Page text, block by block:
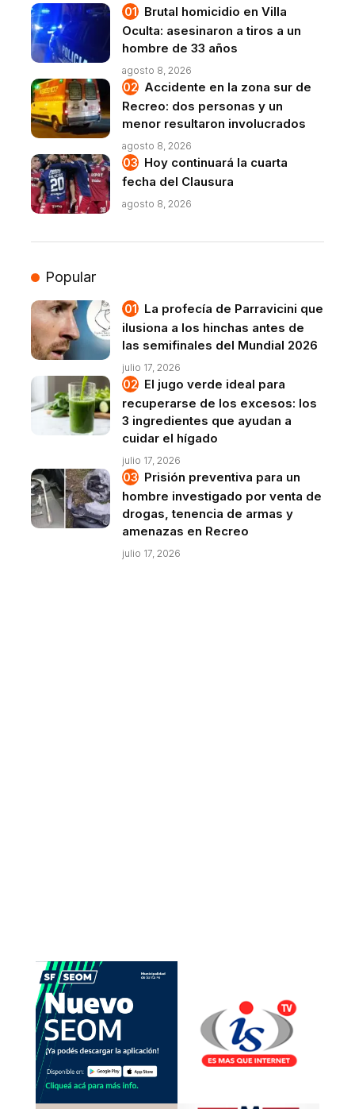
Brutal homicidio en Villa
Oculta: asesinaron a tiros a un
hombre de 33 años
agosto 8, 2026
Accidente en la zona sur de
Recreo: dos personas y un
menor resultaron involucrados
agosto 8, 2026
Hoy continuará la cuarta
fecha del Clausura
agosto 8, 2026
Popular
La profecía de Parravicini que
ilusiona a los hinchas antes de
las semifinales del Mundial 2026
julio 17, 2026
El jugo verde ideal para
recuperarse de los excesos: los
3 ingredientes que ayudan a
cuidar el hígado
julio 17, 2026
Prisión preventiva para un
hombre investigado por venta de
drogas, tenencia de armas y
amenazas en Recreo
julio 17, 2026